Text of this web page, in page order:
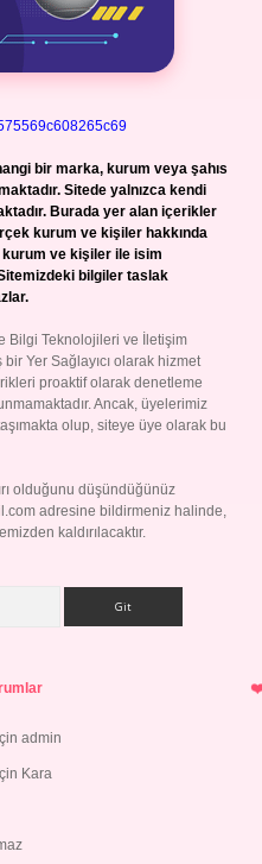
bir marka, kurum veya şahıs
Sitede yalnızca kendi
Burada yer alan içerikler
kurum ve kişiler hakkında
kurum ve kişiler ile isim
bilgiler taslak
Bilgi Teknolojileri ve İletişim
Yer Sağlayıcı olarak hizmet
proaktif olarak denetleme
Ancak, üyelerimiz
olup, siteye üye olarak bu
olduğunu düşündüğünüz
adresine bildirmeniz halinde,
kaldırılacaktır.
admin
Kara